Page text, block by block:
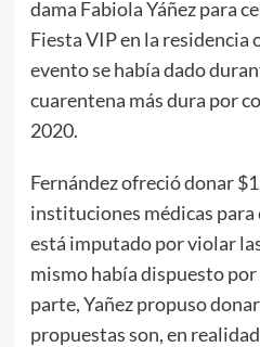
dama Fabiola Yáñez para
Fiesta VIP en la residencia
evento se había dado
cuarentena más dura por
2020.
Fernández ofreció donar
instituciones médicas para
está imputado por violar
mismo había dispuesto por
parte, Yañez propuso
propuestas son, en